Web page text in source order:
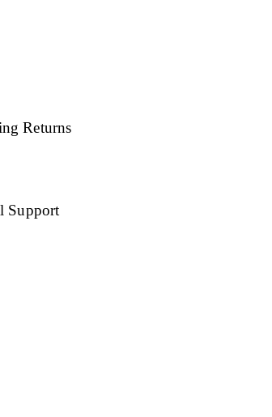
Returns
Support